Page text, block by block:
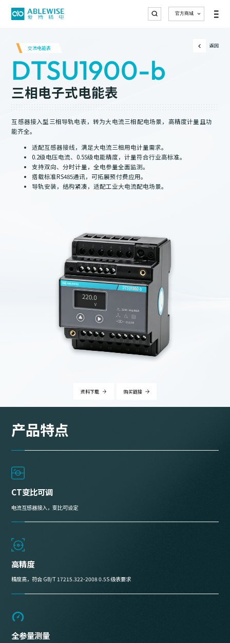
官方商城
件产品
电力监
控仪表
交流电
能表
直流电
电气安
全监测
微机保
护与控
制
AcuECS
能源综合管控云平台
能源管理系统
网络预付费系统
AcuSys
电力监控系统
AcuHMI 580
智能监控设备
国际领先的智能配电与能源管理解决方案供应商
新能源制
造
医药制造
半导体、
微电子
理
二十多年行业经验, 遍布全球
的应用案例
新能源制
造
医药制造
半导体、
微电子
市政水处
理
智慧园区
公共建筑
电能质量
治理
更多应用
案例
为客户提供及时的专业化服务
客户服务 资料下载
成为新一代电气引领者
新闻资讯 公司简介 联系我们
爱为舟楫，博揽贤才，精进不辍，电亮未来。
加入我们 校园招聘 社会招聘
返回
交流电能表
DTSU1900-b
三相电子式电能表
互感器接入型三相导轨电表，转为大电流三相配电场景，高精度计量且功
能齐全。
适配互感器接线，满足大电流三相用电计量需求。
0.2级电压电流、0.5S级电能精度，计量符合行业高标准。
支持双向、分时计量，全电参量全面监测。
搭载标准RS485通讯，可拓展预付费应用。
导轨安装，结构紧凑，适配工业大电流配电场景。
资料下载 购买链接
产品特点
CT变比可调
电流互感器接入，变比可设定
高精度
精度高，符合 GB/T 17215.322-2008 0.5S 级表要求
全参量测量